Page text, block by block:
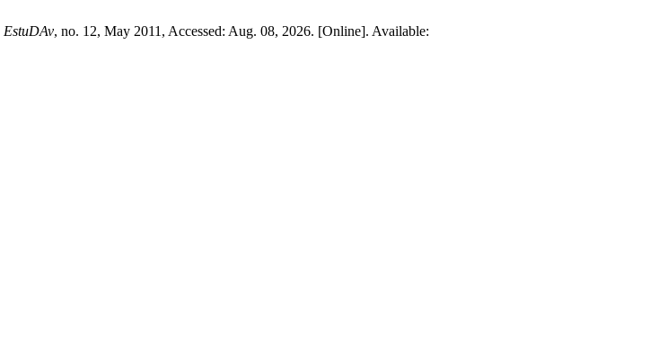
EstuDAv, no. 12, May 2011, Accessed: Aug. 08, 2026. [Online]. Available: